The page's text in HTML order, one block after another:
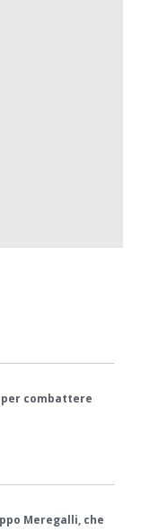
per combattere
Meregalli, che